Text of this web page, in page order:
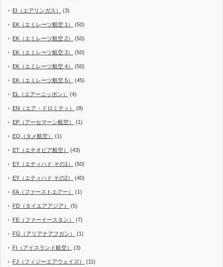
EI（エアリンガス） (3)
EK（エミレーツ航空 1） (50)
EK（エミレーツ航空 2） (50)
EK（エミレーツ航空 3） (50)
EK（エミレーツ航空 4） (50)
EK（エミレーツ航空 5） (45)
EL（エアーニッポン） (4)
EN（エア・ドロミティ） (8)
EP（アーセマーン航空） (1)
EQ（タメ航空） (1)
ET（エチオピア航空） (43)
EY（エティハド その1） (50)
EY（エティハド その2） (40)
FA（ファーストエアー） (1)
FD（タイエアアジア） (5)
FE（ファーイースタン） (7)
FG（アリアナアフガン） (1)
FI（アイスランド航空） (3)
FJ（フィジーエアウェイズ） (11)